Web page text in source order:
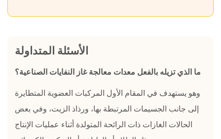
الأسئلة المتداولة
ما الذي تزيله بالفعل معدات معالجة غاز النفايات الصناعية؟
وهو يستهدف في المقام الأول المركبات العضوية المتطايرة
إلى جانب الجسيمات المرتبطة بها، ورذاذ الزيت، وفي بعض
الحالات الغازات ذات الرائحة المتولدة أثناء عمليات الإنتاج